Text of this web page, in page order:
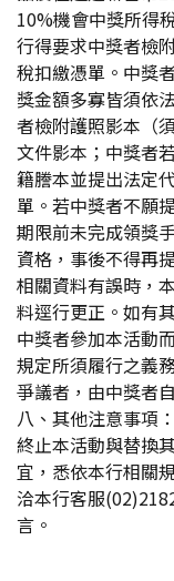
10%機會中獎所得
行得要求中獎者檢
稅扣繳憑單。中獎
獎金額多寡皆須依
者檢附護照影本（
文件影本；中獎者
籍謄本並提出法定
單。若中獎者不願
期限前未完成領獎
資格，事後不得再
相關資料有誤時，
料逕行更正。如有
中獎者參加本活動
規定所須履行之義
爭議者，由中獎者
八、其他注意事項
終止本活動與替換
宜，悉依本行相關
洽本行客服
言。